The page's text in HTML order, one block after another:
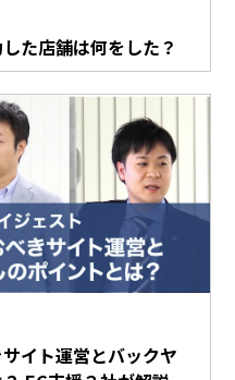
た店舗は何をした？
イト運営とバックヤ